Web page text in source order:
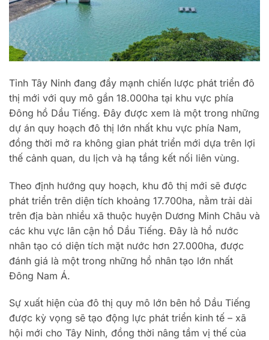
Tỉnh Tây Ninh đang đẩy mạnh chiến lược phát triển đô
thị mới với quy mô gần 18.000ha tại khu vực phía
Đông hồ Dầu Tiếng. Đây được xem là một trong những
dự án quy hoạch đô thị lớn nhất khu vực phía Nam,
đồng thời mở ra không gian phát triển mới dựa trên lợi
thế cảnh quan, du lịch và hạ tầng kết nối liên vùng.
Theo định hướng quy hoạch, khu đô thị mới sẽ được
phát triển trên diện tích khoảng 17.700ha, nằm trải dài
trên địa bàn nhiều xã thuộc huyện Dương Minh Châu và
các khu vực lân cận hồ Dầu Tiếng. Đây là hồ nước
nhân tạo có diện tích mặt nước hơn 27.000ha, được
đánh giá là một trong những hồ nhân tạo lớn nhất
Đông Nam Á.
Sự xuất hiện của đô thị quy mô lớn bên hồ Dầu Tiếng
được kỳ vọng sẽ tạo động lực phát triển kinh tế – xã
hội mới cho Tây Ninh, đồng thời nâng tầm vị thế của